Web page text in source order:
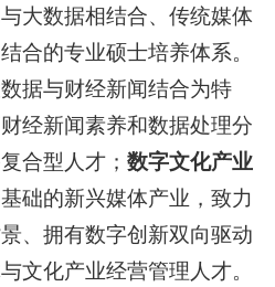
大数据相结合、传统媒体
合的专业硕士培养体系。
据与财经新闻结合为特
经新闻素养和数据处理分
合型人才； 数字文化产业
础的新兴媒体产业，致力
、拥有数字创新双向驱动
文化产业经营管理人才。